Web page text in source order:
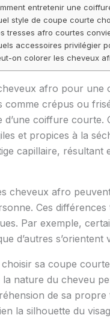
entretenir une
style de coupe courte
tresses afro courtes
accessoires privilégier
on colorer les cheveux
afro pour une
comme crépus ou
coiffure
et propices à la
capillaire, résultant
cheveux afro
Ces
Par exemple,
d’autres
choisir sa coupe
nature du cheveu
de sa
la silhouette du